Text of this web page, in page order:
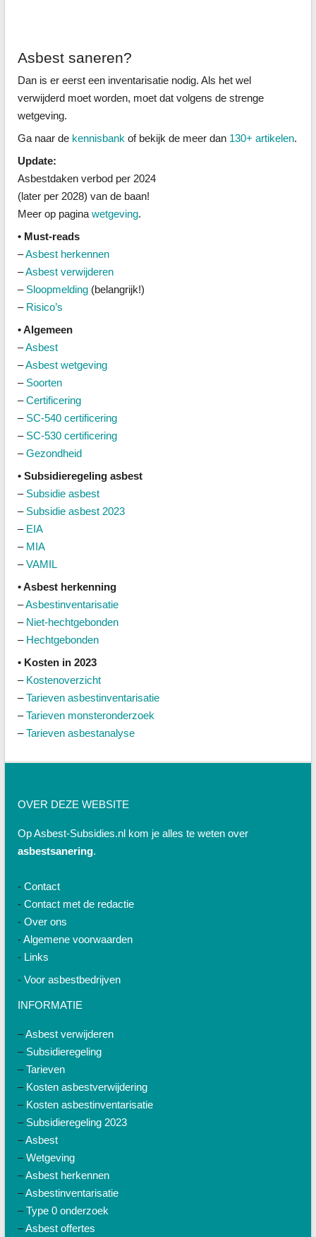
Asbest saneren?
Dan is er eerst een inventarisatie nodig. Als het wel
verwijderd moet worden, moet dat volgens de strenge
wetgeving.
Ga naar de kennisbank of bekijk de meer dan 130+ artikelen.
Update:
Asbestdaken verbod per 2024
(later per 2028) van de baan!
Meer op pagina wetgeving.
• Must-reads
–Asbest herkennen
–Asbest verwijderen
– Sloopmelding(belangrijk!)
– Risico’s
• Algemeen
–Asbest
–Asbest wetgeving
– Soorten
–Certificering
– SC-540 certificering
– SC-530 certificering
–Gezondheid
• Subsidieregeling asbest
– Subsidie asbest
– Subsidie asbest 2023
– EIA
– MIA
–VAMIL
• Asbest herkenning
–Asbestinventarisatie
– Niet-hechtgebonden
– Hechtgebonden
• Kosten in 2023
– Kostenoverzicht
–Tarieven asbestinventarisatie
–Tarieven monsteronderzoek
–Tarieven asbestanalyse
OVER DEZE WEBSITE
Op Asbest-Subsidies.nl kom je alles te weten over
asbestsanering.
- Contact
- Contact met de redactie
- Over ons
-Algemene voorwaarden
- Links
- Voor asbestbedrijven
INFORMATIE
–Asbest verwijderen
– Subsidieregeling
–Tarieven
– Kosten asbestverwijdering
– Kosten asbestinventarisatie
– Subsidieregeling 2023
–Asbest
–Wetgeving
–Asbest herkennen
–Asbestinventarisatie
–Type 0 onderzoek
–Asbest offertes